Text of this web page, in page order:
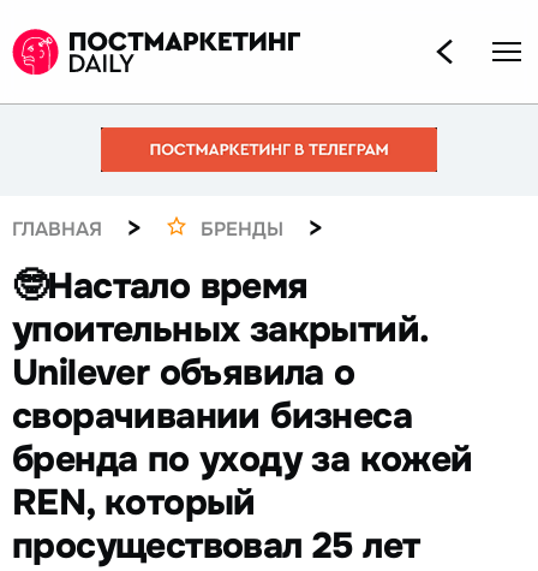
ГЛАВНАЯ > БРЕНДЫ >
🤓Настало время
упоительных закрытий.
Unilever объявила о
сворачивании бизнеса
бренда по уходу за кожей
REN, который
просуществовал 25 лет